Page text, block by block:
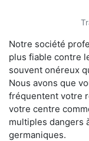
Notre société
plus fiable contre
souvent onéreux
Nous avons que
fréquentent votre
votre centre
multiples dangers
germaniques.